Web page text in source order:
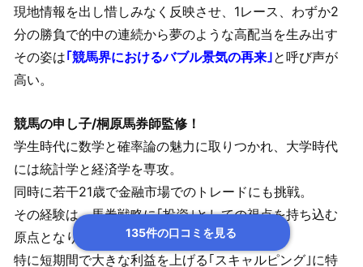
135件の口コミを見る
現地情報を出し惜しみなく反映させ、1レース、わずか2
分の勝負で的中の連続から夢のような高配当を生み出す
その姿は｢競馬界におけるバブル景気の再来｣と呼び声が
高い。
競馬の申し子/桐原馬券師監修！
学生時代に数学と確率論の魅力に取りつかれ、大学時代
には統計学と経済学を専攻。
同時に若干21歳で金融市場でのトレードにも挑戦。
その経験は、馬券戦略に｢投資｣としての視点を持ち込む
原点となりました。
特に短期間で大きな利益を上げる｢スキャルピング｣に特